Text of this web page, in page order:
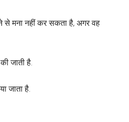
से मना नहीं कर सकता है, अगर वह
जाती है.
जाता है.